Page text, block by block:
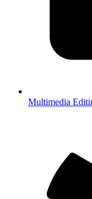
Multimedia